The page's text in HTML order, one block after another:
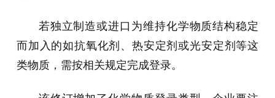
若独立制造或进口为维持化学物质结构稳定
而加入的如抗氧化剂、热安定剂或光安定剂等这
类物质，需按相关规定完成登录。